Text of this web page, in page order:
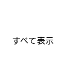
すべて表示